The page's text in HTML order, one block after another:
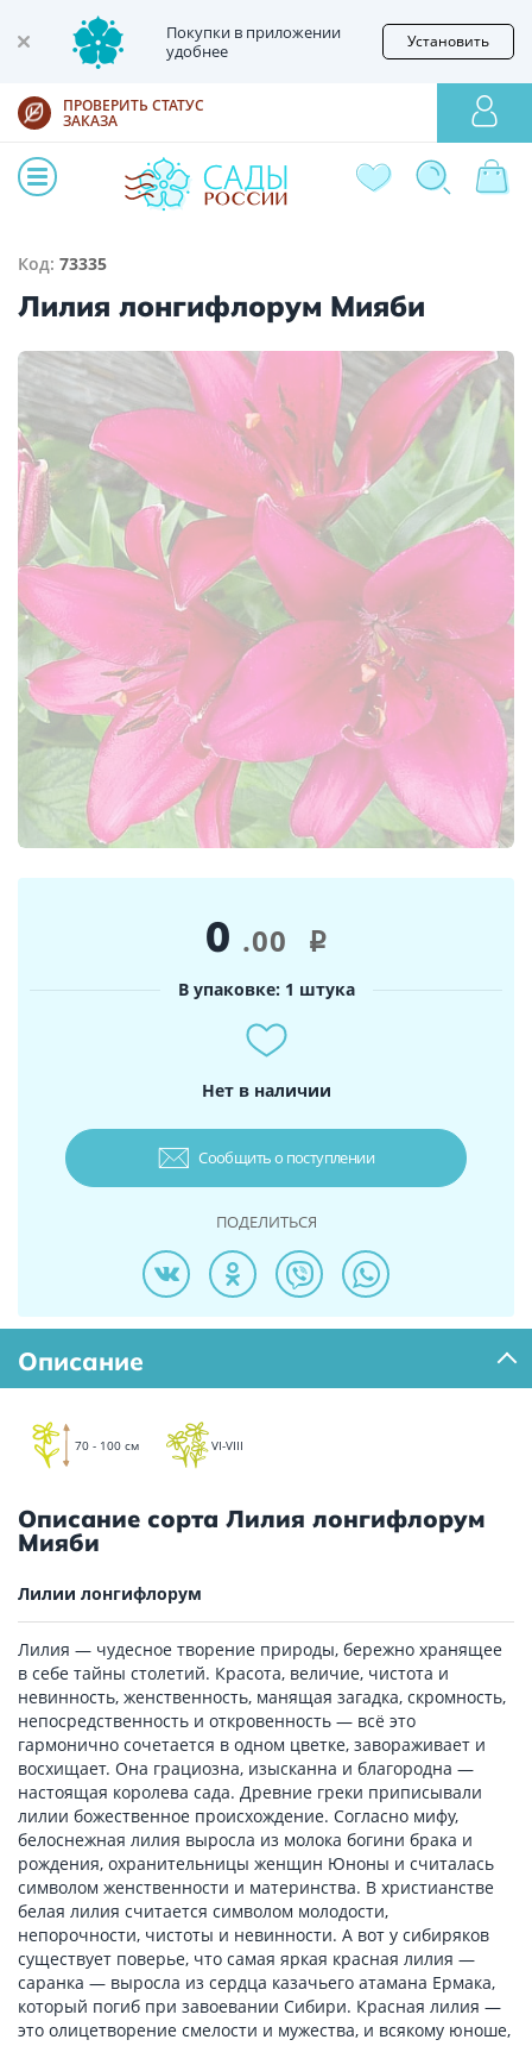
Покупки в приложении
удобнее
Установить
ПРОВЕРИТЬ СТАТУС
ЗАКАЗА
Код: 73335
Лилия лонгифлорум Мияби
0 .00 i
В упаковке: 1 штука
Нет в наличии
Сообщить о поступлении
ПОДЕЛИТЬСЯ
Описание
70 - 100 см VI-VIII
Описание сорта Лилия лонгифлорум
Мияби
Лилии лонгифлорум
Лилия — чудесное творение природы, бережно хранящее
в себе тайны столетий. Красота, величие, чистота и
невинность, женственность, манящая загадка, скромность,
непосредственность и откровенность — всё это
гармонично сочетается в одном цветке, завораживает и
восхищает. Она грациозна, изысканна и благородна —
настоящая королева сада. Древние греки приписывали
лилии божественное происхождение. Согласно мифу,
белоснежная лилия выросла из молока богини брака и
рождения, охранительницы женщин Юноны и считалась
символом женственности и материнства. В христианстве
белая лилия считается символом молодости,
непорочности, чистоты и невинности. А вот у сибиряков
существует поверье, что самая яркая красная лилия —
саранка — выросла из сердца казачьего атамана Ермака,
который погиб при завоевании Сибири. Красная лилия —
это олицетворение смелости и мужества, и всякому юноше,